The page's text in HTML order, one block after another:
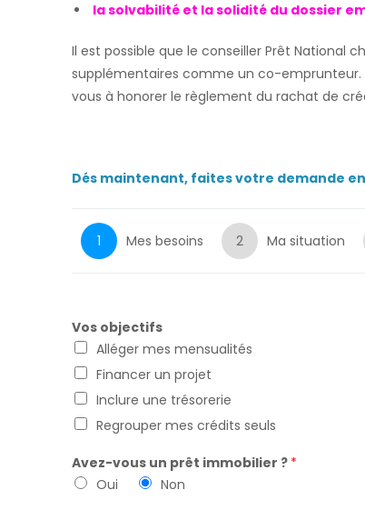
la solvabilité et la solidité du dossier
Il est possible que le conseiller Prêt National
supplémentaires comme un co-emprunteur.
vous à honorer le règlement du rachat de
Dés maintenant, faites votre demande
1 Mes besoins 2 Ma situation
Vos objectifs
Alléger mes mensualités
Financer un projet
Inclure une trésorerie
Regrouper mes crédits seuls
Avez-vous un prêt immobilier ? *
Oui
Non